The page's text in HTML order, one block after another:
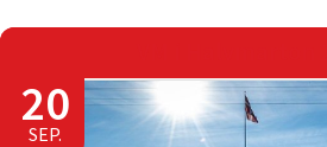
20
SEP.